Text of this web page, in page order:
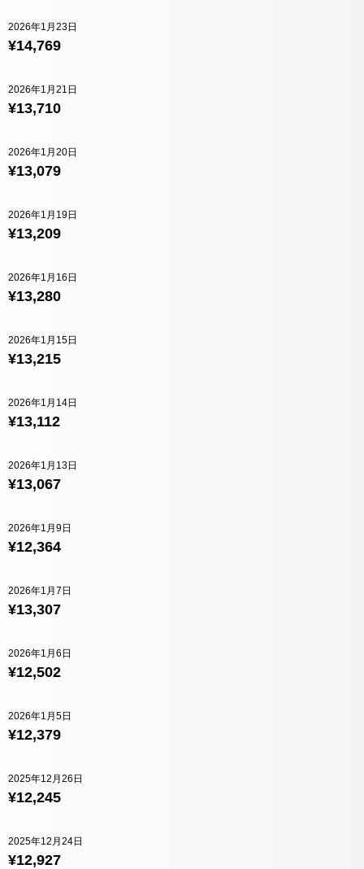
¥14,769
2026年1月23日
¥13,710
2026年1月21日
¥13,079
2026年1月20日
¥13,209
2026年1月19日
¥13,280
2026年1月16日
¥13,215
2026年1月15日
¥13,112
2026年1月14日
¥13,067
2026年1月13日
¥12,364
2026年1月9日
¥13,307
2026年1月7日
¥12,502
2026年1月6日
¥12,379
2026年1月5日
¥12,245
2025年12月26日
¥12,927
2025年12月24日